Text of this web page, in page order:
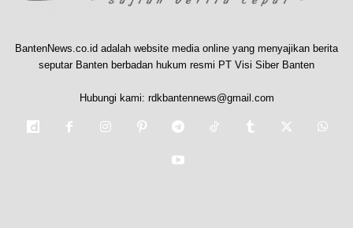
BantenNews.co.id adalah website media online yang menyajikan berita
seputar Banten berbadan hukum resmi PT Visi Siber Banten
Hubungi kami: rdkbantennews@gmail.com